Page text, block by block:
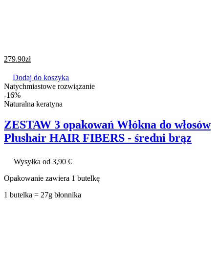
279.90zł
Dodaj do koszyka
Natychmiastowe rozwiązanie
-16%
Naturalna keratyna
ZESTAW 3 opakowań Włókna do włosów
Plushair HAIR FIBERS - średni brąz
Wysyłka od 3,90 €
Opakowanie zawiera 1 butelkę
1 butelka = 27g błonnika